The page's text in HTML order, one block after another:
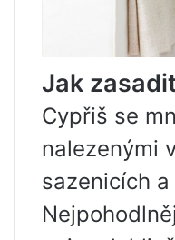
Jak
Cypřiš se
nalezenými
sazenicích